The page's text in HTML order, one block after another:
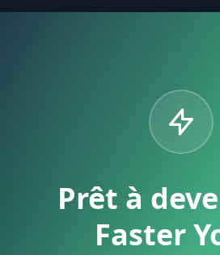
Prêt à
Faster